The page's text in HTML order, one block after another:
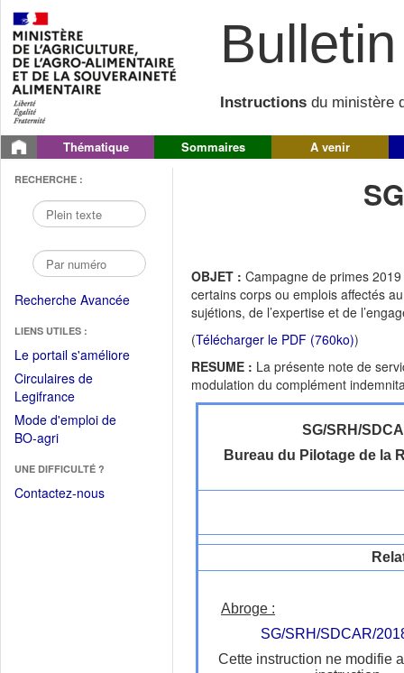
Instructions du ministère
Thématique Sommaires A venir
RECHERCHE :
Recherche Avancée
LIENS UTILES :
Le portail s'améliore(Fichier
Circulaires de
Legifrance(Ouvrir
dans
une
fenêtre)
Mode d'emploi de
BO-agri(Ouvrir
une
nouvelle
UNE DIFFICULTÉ ?
Contactez-nous
OBJET : Campagne de primes
certains corps ou emplois affectés
sujétions, de l’expertise et de
(Télécharger le PDF (760ko))
RESUME : La présente note de
modulation du complément
SG/SRH/
Bureau du Pilotage de la
Abroge :
SG/SRH/SDCAR/
Cette instruction ne modifie